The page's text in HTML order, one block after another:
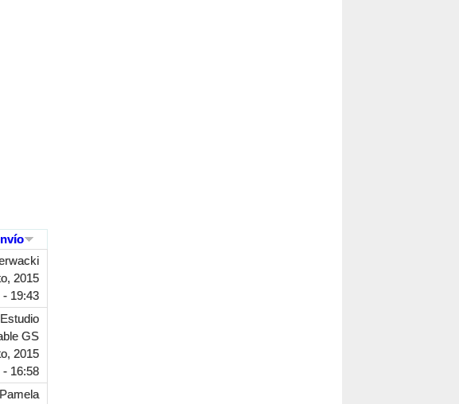
2015
- 19:43
Estudio
GS
2015
- 16:58
Pamela